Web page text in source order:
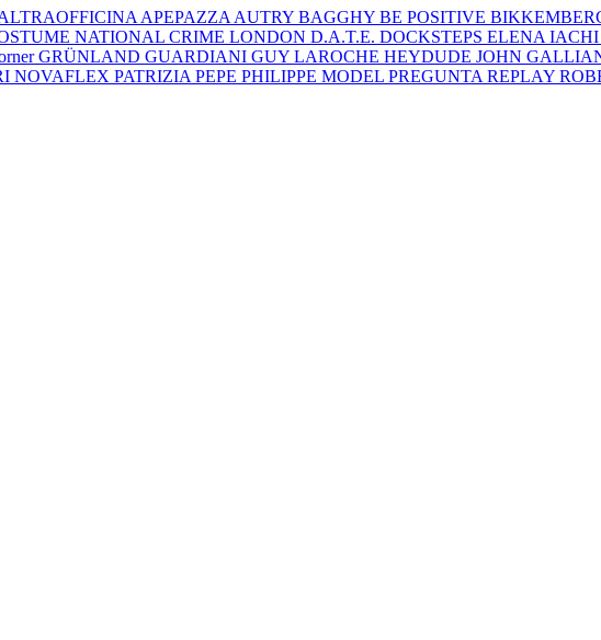
APEPAZZA AUTRY BAGGHY BE POSITIVE
NATIONAL CRIME LONDON D.A.T.E. DOCKSTEPS ELENA IACHI
GRÜNLAND GUARDIANI GUY LAROCHE HEYDUDE JOHN
NOVAFLEX PATRIZIA PEPE PHILIPPE MODEL PREGUNTA REPLAY